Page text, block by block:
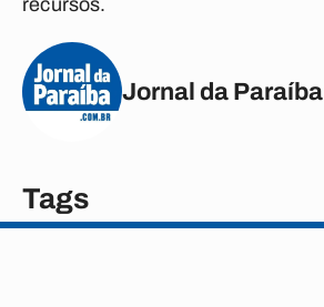
recursos.
Jornal da Paraíba
Tags